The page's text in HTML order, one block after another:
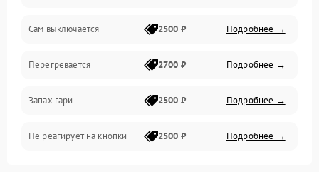
Сам выключается 2500 ₽ Подробнее →
Перегревается 2700 ₽ Подробнее →
Запах гари 2500 ₽ Подробнее →
Не реагирует на кнопки 2500 ₽ Подробнее →